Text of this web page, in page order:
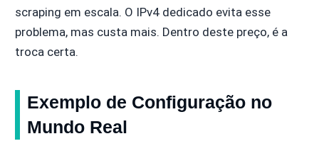
scraping em escala. O IPv4 dedicado evita esse
problema, mas custa mais. Dentro deste preço, é a
troca certa.
Exemplo de Configuração no
Mundo Real